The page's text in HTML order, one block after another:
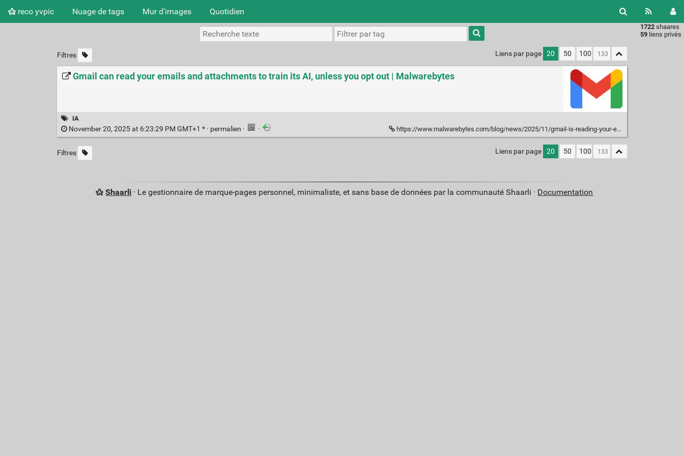
reco yvpic Nuage de tags Mur d'images Quotidien
1722 shaares
59 liens privés
Type 1 or
more
characters
results.
Filtres Liens par page 20 50 100
Gmail can read your emails and attachments to train its AI, unless you opt out | Malwarebytes
IA
November 20, 2025 at 6:23:29 PM GMT+1 * · permalien · · https://www.malwarebytes.com/blog/news/2025/11/gmail-is-reading-your-emails-and-attachments-to-train-its-ai-unless-you-turn-it-off
Filtres Liens par page 20 50 100
Shaarli · Le gestionnaire de marque-pages personnel, minimaliste, et sans base de données par la communauté Shaarli · Documentation